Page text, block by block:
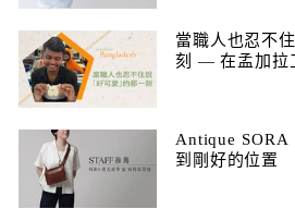
當職人也忍不
刻 — 在孟加拉
Antique SORA
到剛好的位置